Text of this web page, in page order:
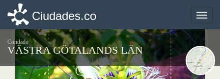
Toggle
Ciudades.co
Condado
VÄSTRA GÖTALANDS LÄN
Toggle
Ciudades.co